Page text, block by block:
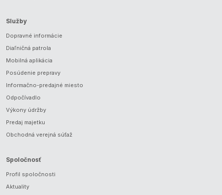
Služby
Dopravné informácie
Diaľničná patrola
Mobilná aplikácia
Posúdenie prepravy
Informačno-predajné miesto
Odpočívadlo
Výkony údržby
Predaj majetku
Obchodná verejná súťaž
Spoločnosť
Profil spoločnosti
Aktuality